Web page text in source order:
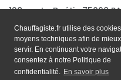
Chauffagiste.fr utilise des
moyens techniques afin de
servir. En continuant votre
consentez à notre Politique de
confidentialité. En savoir plus
128 rue La Boétie 75008
Email: